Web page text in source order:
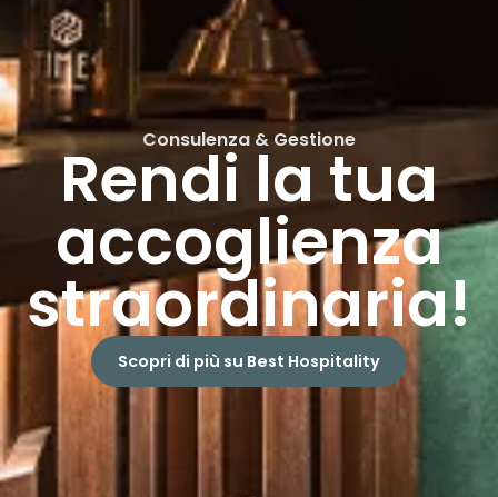
Consulenza & Gestione
Rendi la tua
accoglienza
straordinaria!
Scopri di più su Best Hospitality